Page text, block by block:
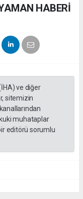
HABERİ
ve diğer
sitemizin
muhataplar
editörü sorumlu